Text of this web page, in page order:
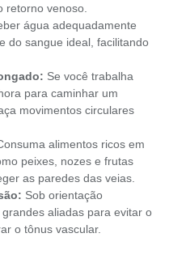
retorno venoso.
água adequadamente
do sangue ideal, facilitando
Se você trabalha
para caminhar um
movimentos circulares
alimentos ricos em
peixes, nozes e frutas
as paredes das veias.
Sob orientação
aliadas para evitar o
o tônus vascular.